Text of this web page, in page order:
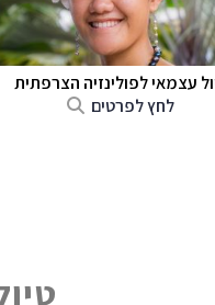
עצמאי לפולינזיה הצרפתית
לחץ לפרטים